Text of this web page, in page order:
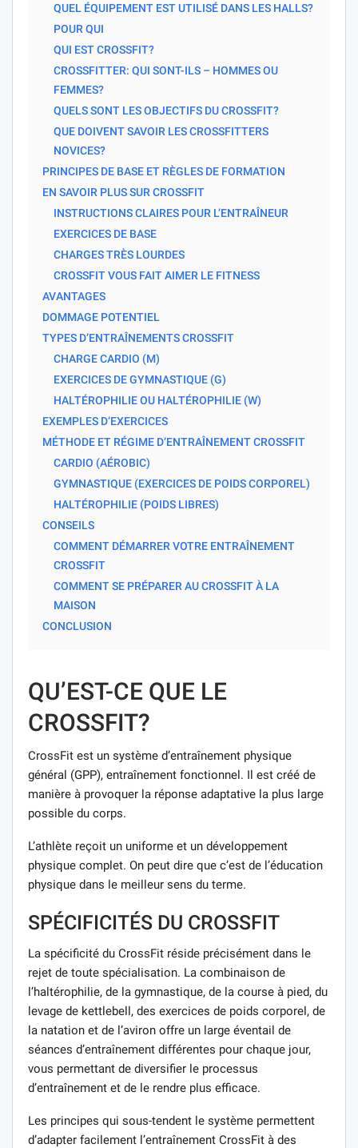
QUEL ÉQUIPEMENT EST UTILISÉ DANS LES HALLS?
POUR QUI
QUI EST CROSSFIT?
CROSSFITTER: QUI SONT-ILS – HOMMES OU
FEMMES?
QUELS SONT LES OBJECTIFS DU CROSSFIT?
QUE DOIVENT SAVOIR LES CROSSFITTERS
NOVICES?
PRINCIPES DE BASE ET RÈGLES DE FORMATION
EN SAVOIR PLUS SUR CROSSFIT
INSTRUCTIONS CLAIRES POUR L’ENTRAÎNEUR
EXERCICES DE BASE
CHARGES TRÈS LOURDES
CROSSFIT VOUS FAIT AIMER LE FITNESS
AVANTAGES
DOMMAGE POTENTIEL
TYPES D’ENTRAÎNEMENTS CROSSFIT
CHARGE CARDIO (M)
EXERCICES DE GYMNASTIQUE (G)
HALTÉROPHILIE OU HALTÉROPHILIE (W)
EXEMPLES D’EXERCICES
MÉTHODE ET RÉGIME D’ENTRAÎNEMENT CROSSFIT
CARDIO (AÉROBIC)
GYMNASTIQUE (EXERCICES DE POIDS CORPOREL)
HALTÉROPHILIE (POIDS LIBRES)
CONSEILS
COMMENT DÉMARRER VOTRE ENTRAÎNEMENT
CROSSFIT
COMMENT SE PRÉPARER AU CROSSFIT À LA
MAISON
CONCLUSION
QU’EST-CE QUE LE
CROSSFIT?
CrossFit est un système d’entraînement physique
général (GPP), entraînement fonctionnel. Il est créé de
manière à provoquer la réponse adaptative la plus large
possible du corps.
L’athlète reçoit un uniforme et un développement
physique complet. On peut dire que c’est de l’éducation
physique dans le meilleur sens du terme.
SPÉCIFICITÉS DU CROSSFIT
La spécificité du CrossFit réside précisément dans le
rejet de toute spécialisation. La combinaison de
l’haltérophilie, de la gymnastique, de la course à pied, du
levage de kettlebell, des exercices de poids corporel, de
la natation et de l’aviron offre un large éventail de
séances d’entraînement différentes pour chaque jour,
vous permettant de diversifier le processus
d’entraînement et de le rendre plus efficace.
Les principes qui sous-tendent le système permettent
d’adapter facilement l’entraînement CrossFit à des